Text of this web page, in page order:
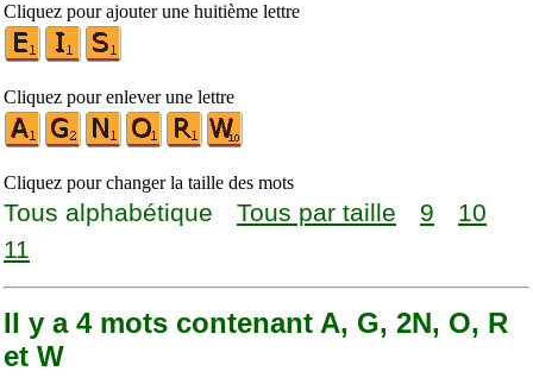
Cliquez pour ajouter une huitième lettre
Cliquez pour enlever une lettre
Cliquez pour changer la taille des mots
Tous alphabétique Tous par taille 9
10
11
Il y a 4 mots contenant A, G, 2N, O, R
et W